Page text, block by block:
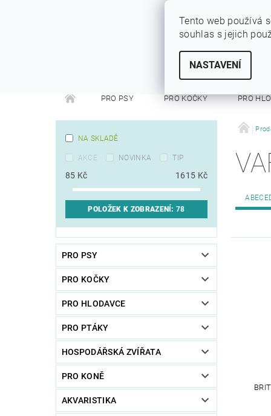
PRO PSY PRO KOČKY PRO
NA SKLADĚ
AKCE NOVINKA TIP
85 Kč 1615 Kč
POLOŽEK K ZOBRAZENÍ:78
PRO PSY
PRO KOČKY
PRO HLODAVCE
PRO PTÁKY
HOSPODÁŘSKÁ ZVÍŘATA
PRO KONĚ
AKVARISTIKA
Tento web používá
souhlas s jejich
NASTAVENÍ